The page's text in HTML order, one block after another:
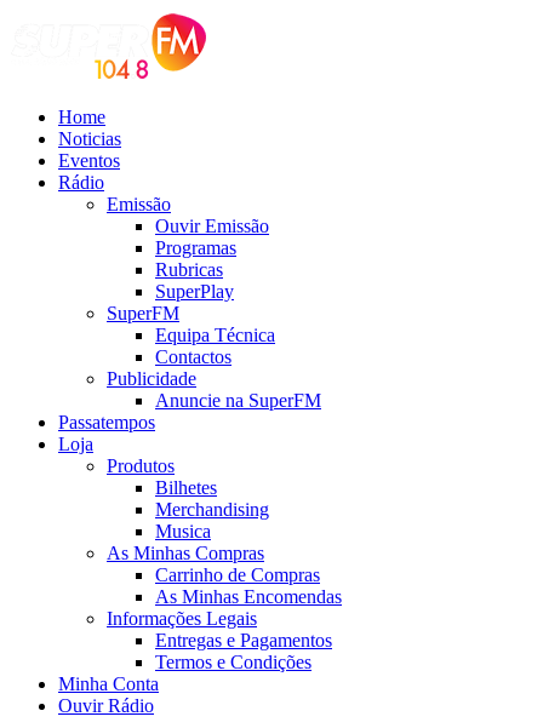
Home
Noticias
Eventos
Rádio
Emissão
Ouvir Emissão
Programas
Rubricas
SuperPlay
SuperFM
Equipa Técnica
Contactos
Publicidade
Anuncie na SuperFM
Passatempos
Loja
Produtos
Bilhetes
Merchandising
Musica
As Minhas Compras
Carrinho de Compras
As Minhas Encomendas
Informações Legais
Entregas e Pagamentos
Termos e Condições
Minha Conta
Ouvir Rádio